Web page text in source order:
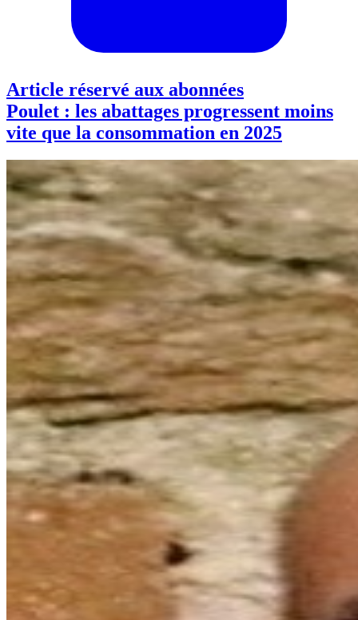
Article réservé aux abonnées
Poulet : les abattages progressent moins
vite que la consommation en 2025